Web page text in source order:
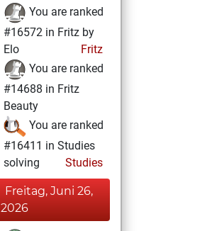
You are ranked
#16572 in Fritz by
Elo
Fritz
You are ranked
#14688 in Fritz
Beauty
You are ranked
#16411 in Studies
solving
Studies
Freitag, Juni 26,
2026